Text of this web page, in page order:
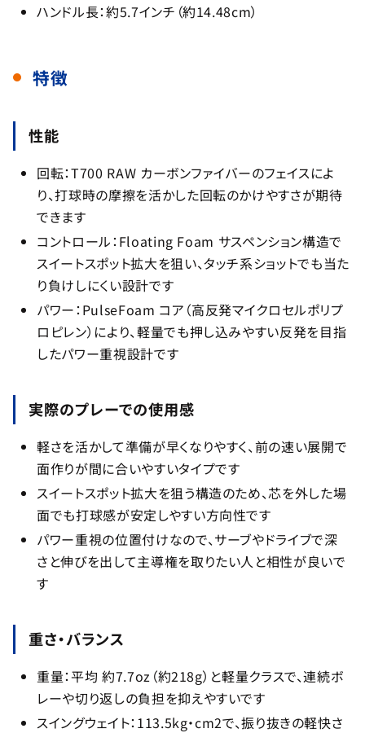
ハンドル長：約5.7インチ（約14.48cm）
特徴
性能
回転：T700 RAW カーボンファイバーのフェイスによ
り、打球時の摩擦を活かした回転のかけやすさが期待
できます
コントロール：Floating Foam サスペンション構造で
スイートスポット拡大を狙い、タッチ系ショットでも当た
り負けしにくい設計です
パワー：PulseFoam コア（高反発マイクロセルポリプ
ロピレン）により、軽量でも押し込みやすい反発を目指
したパワー重視設計です
実際のプレーでの使用感
軽さを活かして準備が早くなりやすく、前の速い展開で
面作りが間に合いやすいタイプです
スイートスポット拡大を狙う構造のため、芯を外した場
面でも打球感が安定しやすい方向性です
パワー重視の位置付けなので、サーブやドライブで深
さと伸びを出して主導権を取りたい人と相性が良いで
す
重さ・バランス
重量：平均 約7.7oz（約218g）と軽量クラスで、連続ボ
レーや切り返しの負担を抑えやすいです
スイングウェイト：113.5kg・cm2で、振り抜きの軽快さ